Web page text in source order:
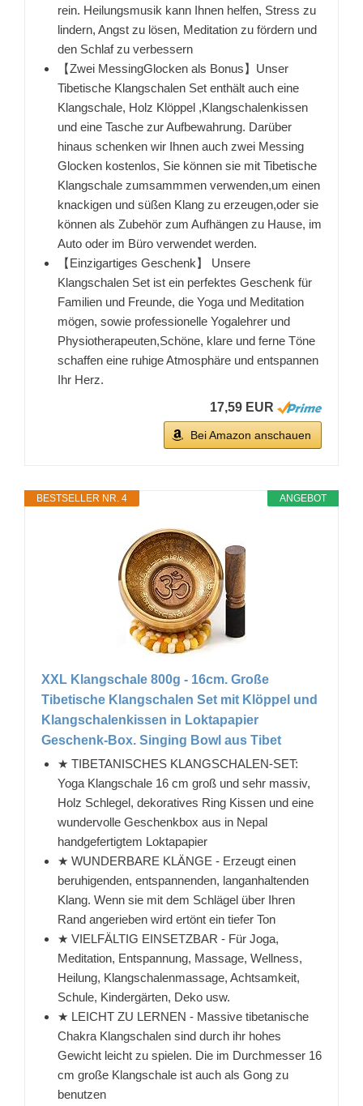
rein. Heilungsmusik kann Ihnen helfen, Stress zu
lindern, Angst zu lösen, Meditation zu fördern und
den Schlaf zu verbessern
【Zwei MessingGlocken als Bonus】Unser
Tibetische Klangschalen Set enthält auch eine
Klangschale, Holz Klöppel ,Klangschalenkissen
und eine Tasche zur Aufbewahrung. Darüber
hinaus schenken wir Ihnen auch zwei Messing
Glocken kostenlos, Sie können sie mit Tibetische
Klangschale zumsammmen verwenden,um einen
knackigen und süßen Klang zu erzeugen,oder sie
können als Zubehör zum Aufhängen zu Hause, im
Auto oder im Büro verwendet werden.
【Einzigartiges Geschenk】 Unsere
Klangschalen Set ist ein perfektes Geschenk für
Familien und Freunde, die Yoga und Meditation
mögen, sowie professionelle Yogalehrer und
Physiotherapeuten,Schöne, klare und ferne Töne
schaffen eine ruhige Atmosphäre und entspannen
Ihr Herz.
17,59 EUR
Bei Amazon anschauen
ANGEBOT
BESTSELLER NR. 4
XXL Klangschale 800g - 16cm. Große
Tibetische Klangschalen Set mit Klöppel und
Klangschalenkissen in Loktapapier
Geschenk-Box. Singing Bowl aus Tibet
★ TIBETANISCHES KLANGSCHALEN-SET:
Yoga Klangschale 16 cm groß und sehr massiv,
Holz Schlegel, dekoratives Ring Kissen und eine
wundervolle Geschenkbox aus in Nepal
handgefertigtem Loktapapier
★ WUNDERBARE KLÄNGE - Erzeugt einen
beruhigenden, entspannenden, langanhaltenden
Klang. Wenn sie mit dem Schlägel über Ihren
Rand angerieben wird ertönt ein tiefer Ton
★ VIELFÄLTIG EINSETZBAR - Für Joga,
Meditation, Entspannung, Massage, Wellness,
Heilung, Klangschalenmassage, Achtsamkeit,
Schule, Kindergärten, Deko usw.
★ LEICHT ZU LERNEN - Massive tibetanische
Chakra Klangschalen sind durch ihr hohes
Gewicht leicht zu spielen. Die im Durchmesser 16
cm große Klangschale ist auch als Gong zu
benutzen